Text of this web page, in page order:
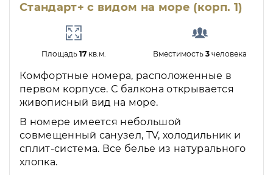
Стандарт+ с видом на море (корп. 1)
Площадь 17кв.м. Вместимость3 человека
Комфортные номера, расположенные в
первом корпусе. С балкона открывается
живописный вид на море.
В номере имеется небольшой
совмещенный санузел, TV, холодильник и
сплит-система. Все белье из натурального
хлопка.